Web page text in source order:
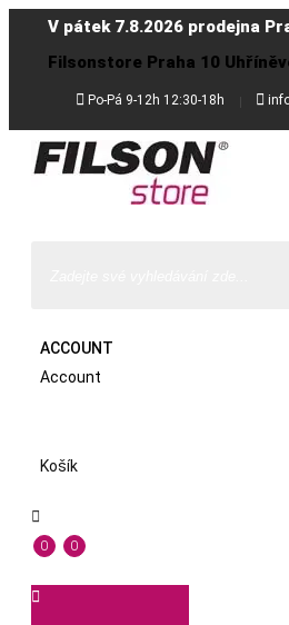
V pátek 7.8.2026 prodejna
Filsonstore Praha 10
 Po-Pá 9-12h 12:30-18h 
ACCOUNT
Account
Košík

0 0
